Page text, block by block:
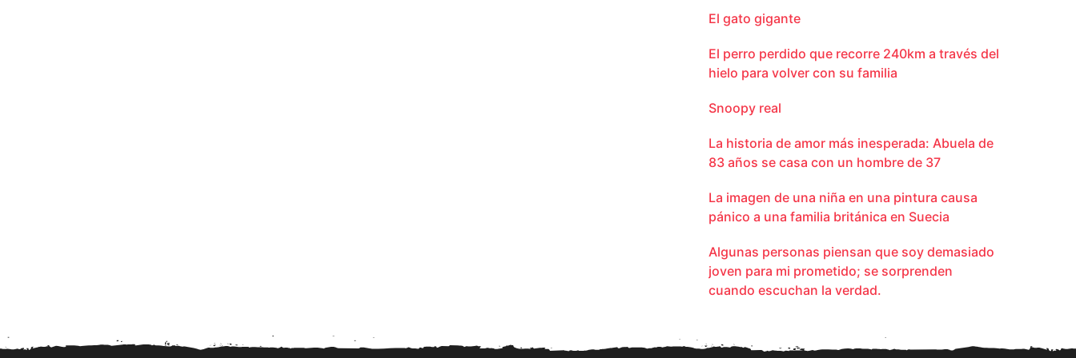
El gato gigante
El perro perdido que recorre 240km a través del
hielo para volver con su familia
Snoopy real
La historia de amor más inesperada: Abuela de
83 años se casa con un hombre de 37
La imagen de una niña en una pintura causa
pánico a una familia británica en Suecia
Algunas personas piensan que soy demasiado
joven para mi prometido; se sorprenden
cuando escuchan la verdad.